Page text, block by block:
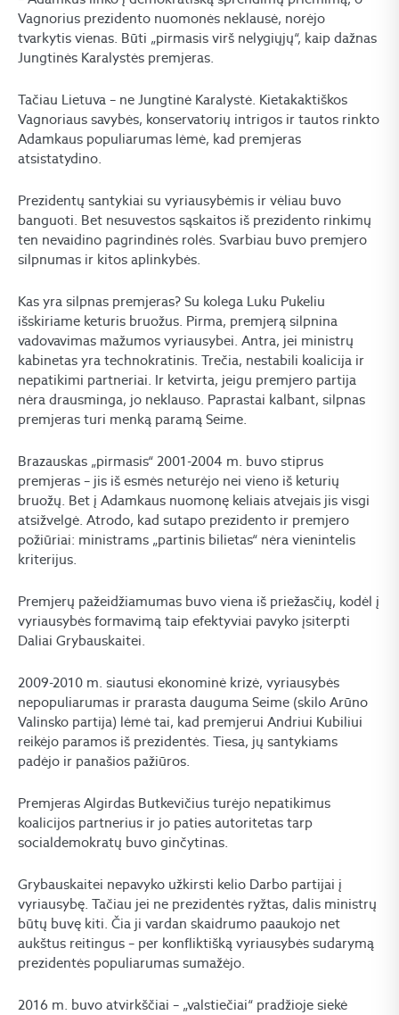
Vagnorius prezidento nuomonės neklausė, norėjo
tvarkytis vienas. Būti „pirmasis virš nelygiųjų“, kaip dažnas
Jungtinės Karalystės premjeras.
Tačiau Lietuva – ne Jungtinė Karalystė. Kietakaktiškos
Vagnoriaus savybės, konservatorių intrigos ir tautos rinkto
Adamkaus populiarumas lėmė, kad premjeras
atsistatydino.
Prezidentų santykiai su vyriausybėmis ir vėliau buvo
banguoti. Bet nesuvestos sąskaitos iš prezidento rinkimų
ten nevaidino pagrindinės rolės. Svarbiau buvo premjero
silpnumas ir kitos aplinkybės.
Kas yra silpnas premjeras? Su kolega Luku Pukeliu
išskiriame keturis bruožus. Pirma, premjerą silpnina
vadovavimas mažumos vyriausybei. Antra, jei ministrų
kabinetas yra technokratinis. Trečia, nestabili koalicija ir
nepatikimi partneriai. Ir ketvirta, jeigu premjero partija
nėra drausminga, jo neklauso. Paprastai kalbant, silpnas
premjeras turi menką paramą Seime.
Brazauskas „pirmasis“ 2001-2004 m. buvo stiprus
premjeras – jis iš esmės neturėjo nei vieno iš keturių
bruožų. Bet į Adamkaus nuomonę keliais atvejais jis visgi
atsižvelgė. Atrodo, kad sutapo prezidento ir premjero
požiūriai: ministrams „partinis bilietas“ nėra vienintelis
kriterijus.
Premjerų pažeidžiamumas buvo viena iš priežasčių, kodėl į
vyriausybės formavimą taip efektyviai pavyko įsiterpti
Daliai Grybauskaitei.
2009-2010 m. siautusi ekonominė krizė, vyriausybės
nepopuliarumas ir prarasta dauguma Seime (skilo Arūno
Valinsko partija) lėmė tai, kad premjerui Andriui Kubiliui
reikėjo paramos iš prezidentės. Tiesa, jų santykiams
padėjo ir panašios pažiūros.
Premjeras Algirdas Butkevičius turėjo nepatikimus
koalicijos partnerius ir jo paties autoritetas tarp
socialdemokratų buvo ginčytinas.
Grybauskaitei nepavyko užkirsti kelio Darbo partijai į
vyriausybę. Tačiau jei ne prezidentės ryžtas, dalis ministrų
būtų buvę kiti. Čia ji vardan skaidrumo paaukojo net
aukštus reitingus – per konfliktišką vyriausybės sudarymą
prezidentės populiarumas sumažėjo.
2016 m. buvo atvirkščiai – „valstiečiai“ pradžioje siekė